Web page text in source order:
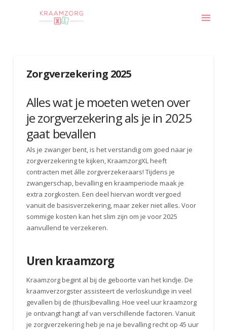
Zorgverzekering 2025
Alles wat je moeten weten over
je zorgverzekering als je in 2025
gaat bevallen
Als je zwanger bent, is het verstandig om goed naar je
zorgverzekering te kijken, KraamzorgXL heeft
contracten met álle zorgverzekeraars! Tijdens je
zwangerschap, bevalling en kraamperiode maak je
extra zorgkosten. Een deel hiervan wordt vergoed
vanuit de basisverzekering, maar zeker niet alles. Voor
sommige kosten kan het slim zijn om je voor 2025
aanvullend te verzekeren.
Uren kraamzorg
Kraamzorg begint al bij de geboorte van het kindje. De
kraamverzorgster assisteert de verloskundige in veel
gevallen bij de (thuis)bevalling. Hoe veel uur kraamzorg
je ontvangt hangt af van verschillende factoren. Vanuit
je zorgverzekering heb je na je bevalling recht op 45 uur